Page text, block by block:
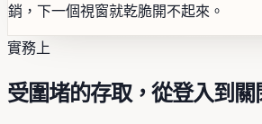
銷，下一個視窗就乾脆開不起來。
實務上
受圍堵的存取，從登入到關